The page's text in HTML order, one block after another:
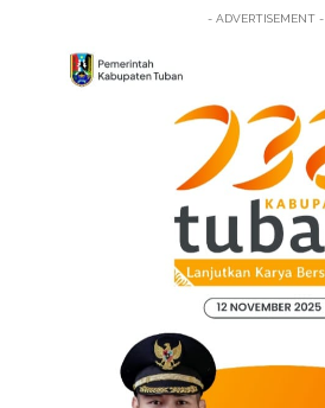
- ADVERTISEMENT -